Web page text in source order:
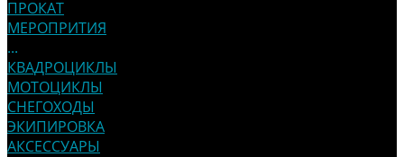
ПРОКАТ
МЕРОПРИТИЯ
...
КВАДРОЦИКЛЫ
МОТОЦИКЛЫ
СНЕГОХОДЫ
ЭКИПИРОВКА
АКСЕССУАРЫ